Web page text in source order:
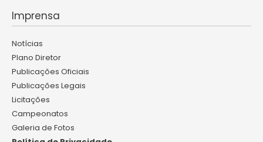
Imprensa
Notícias
Plano Diretor
Publicações Oficiais
Publicações Legais
Licitações
Campeonatos
Galeria de Fotos